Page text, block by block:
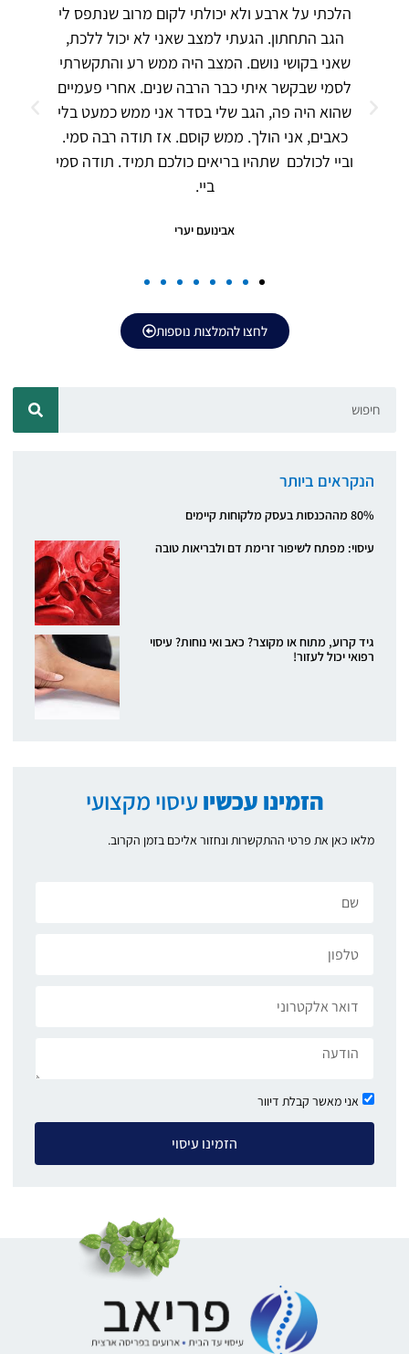
הלכתי על ארבע ולא יכולתי לקום מרוב שנתפס לי
הגב התחתון. הגעתי למצב שאני לא יכול ללכת,
שאני בקושי נושם. המצב היה ממש רע והתקשרתי
לסמי שבקשר איתי כבר הרבה שנים. אחרי פעמיים
שהוא היה פה, הגב שלי בסדר אני ממש כמעט בלי
כאבים, אני הולך. ממש קוסם. אז תודה רבה סמי.
וביי לכולכם שתהיו בריאים כולכם תמיד. תודה סמי
ביי.
אבינועם יערי
לחצו להמלצות נוספות
הנקראים ביותר
80% מההכנסות בעסק מלקוחות קיימים
עיסוי: מפתח לשיפור זרימת דם ולבריאות טובה
גיד קרוע, מתוח או מקוצר? כאב ואי נוחות? עיסוי
רפואי יכול לעזור!
הזמינו עכשיו עיסוי מקצועי
מלאו כאן את פרטי ההתקשרות ונחזור אליכם בזמן הקרוב.
אני מאשר קבלת דיוור
הזמינו עיסוי